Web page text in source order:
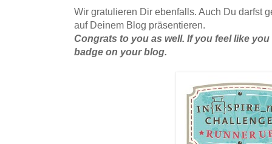
Wir gratulieren Dir ebenfalls. Auch Du darfst
auf Deinem Blog präsentieren.
Congrats to you as well. If you feel like
badge on your blog.